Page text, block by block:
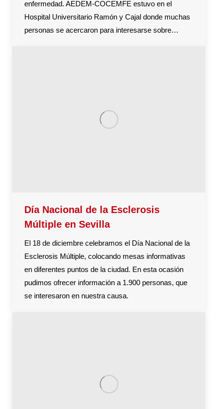
enfermedad. AEDEM-COCEMFE estuvo en el
Hospital Universitario Ramón y Cajal donde muchas
personas se acercaron para interesarse sobre…
Día Nacional de la Esclerosis
Múltiple en Sevilla
El 18 de diciembre celebramos el Día Nacional de la
Esclerosis Múltiple, colocando mesas informativas
en diferentes puntos de la ciudad. En esta ocasión
pudimos ofrecer información a 1.900 personas, que
se interesaron en nuestra causa.